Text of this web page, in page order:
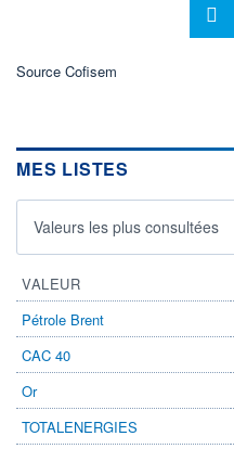
Source Cofisem
MES LISTES
Valeurs les plus consultées
VALEUR
Pétrole Brent
CAC 40
Or
TOTALENERGIES